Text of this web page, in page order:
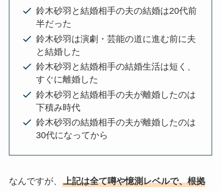
鈴木砂羽と結婚相手の夫の結婚は20代前
半だった
鈴木砂羽は演劇・芸能の道に進む前に夫
と結婚した
鈴木砂羽と結婚相手の結婚生活は短く、
すぐに離婚した
鈴木砂羽と結婚相手の夫が離婚したのは
下積み時代
鈴木砂羽の結婚相手の夫が離婚したのは
30代になってから
なんですが、 上記は全て噂や憶測レベルで、根拠